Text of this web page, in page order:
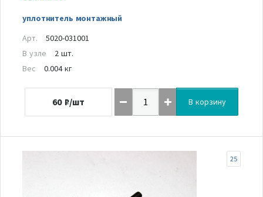
уплотнитель монтажный
Арт.
5020-031001
В узле
2 шт.
Вес
0.004 кг
60 ₽/шт В корзину
25